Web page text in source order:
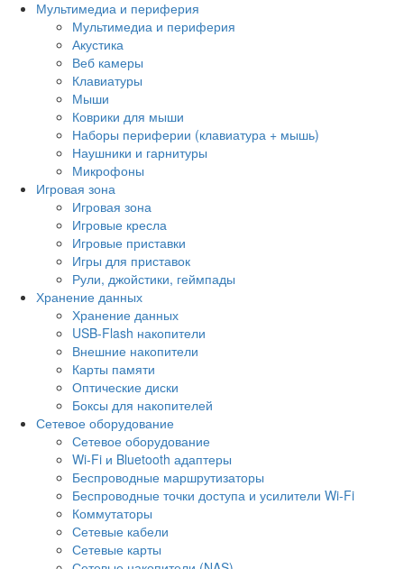
Мультимедиа и периферия
Мультимедиа и периферия
Акустика
Веб камеры
Клавиатуры
Мыши
Коврики для мыши
Наборы периферии (клавиатура + мышь)
Наушники и гарнитуры
Микрофоны
Игровая зона
Игровая зона
Игровые кресла
Игровые приставки
Игры для приставок
Рули, джойстики, геймпады
Хранение данных
Хранение данных
USB-Flash накопители
Внешние накопители
Карты памяти
Оптические диски
Боксы для накопителей
Сетевое оборудование
Сетевое оборудование
Wi-Fi и Bluetooth адаптеры
Беспроводные маршрутизаторы
Беспроводные точки доступа и усилители Wi-Fi
Коммутаторы
Сетевые кабели
Сетевые карты